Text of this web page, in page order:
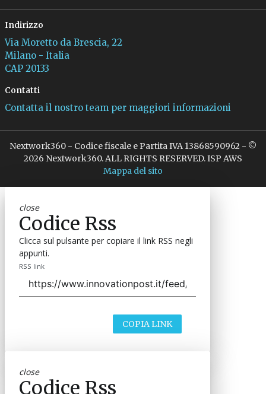
Indirizzo
Via Moretto da Brescia, 22
Milano - Italia
CAP 20133
Contatti
Contatta il nostro team per maggiori informazioni
Nextwork360 - Codice fiscale e Partita IVA 13868590962 - ©
2026 Nextwork360. ALL RIGHTS RESERVED. ISP AWS
Mappa del sito
close
Codice Rss
Clicca sul pulsante per copiare il link RSS negli
appunti.
RSS link
COPIA LINK
close
Codice Rss